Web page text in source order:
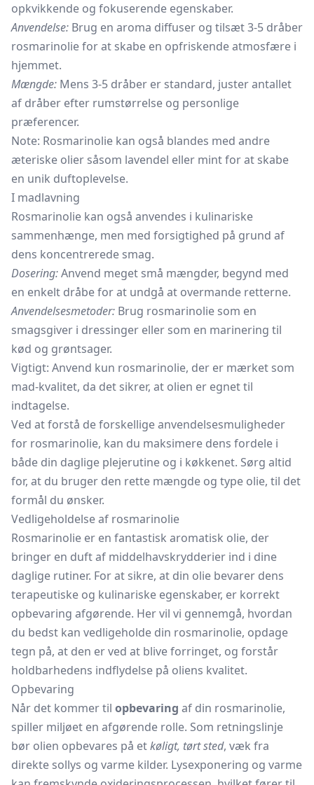
opkvikkende og fokuserende egenskaber.
Anvendelse: Brug en aroma diffuser og tilsæt 3-5 dråber
rosmarinolie for at skabe en opfriskende atmosfære i
hjemmet.
Mængde: Mens 3-5 dråber er standard, juster antallet
af dråber efter rumstørrelse og personlige
præferencer.
Note: Rosmarinolie kan også blandes med andre
æteriske olier såsom lavendel eller mint for at skabe
en unik duftoplevelse.
I madlavning
Rosmarinolie kan også anvendes i kulinariske
sammenhænge, men med forsigtighed på grund af
dens koncentrerede smag.
Dosering:Anvend meget små mængder, begynd med
en enkelt dråbe for at undgå at overmande retterne.
Anvendelsesmetoder: Brug rosmarinolie som en
smagsgiver i dressinger eller som en marinering til
kød og grøntsager.
Vigtigt: Anvend kun rosmarinolie, der er mærket som
mad-kvalitet, da det sikrer, at olien er egnet til
indtagelse.
Ved at forstå de forskellige anvendelsesmuligheder
for rosmarinolie, kan du maksimere dens fordele i
både din daglige plejerutine og i køkkenet. Sørg altid
for, at du bruger den rette mængde og type olie, til det
formål du ønsker.
Vedligeholdelse af rosmarinolie
Rosmarinolie er en fantastisk aromatisk olie, der
bringer en duft af middelhavskrydderier ind i dine
daglige rutiner. For at sikre, at din olie bevarer dens
terapeutiske og kulinariske egenskaber, er korrekt
opbevaring afgørende. Her vil vi gennemgå, hvordan
du bedst kan vedligeholde din rosmarinolie, opdage
tegn på, at den er ved at blive forringet, og forstår
holdbarhedens indflydelse på oliens kvalitet.
Opbevaring
Når det kommer til opbevaring af din rosmarinolie,
spiller miljøet en afgørende rolle. Som retningslinje
bør olien opbevares på etkøligt, tørt sted, væk fra
direkte sollys og varme kilder. Lysexponering og varme